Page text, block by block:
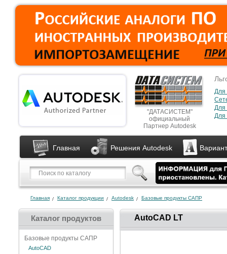
"ДАТАСИСТЕМ"
официальный
Партнер Autodesk
Для
Для
Для
Главная Решения Autodesk
Главная Каталог продукции Autodesk Базовые продукты САПР
Каталог продуктов
Базовые продукты САПР
AutoCAD
AutoCAD LT